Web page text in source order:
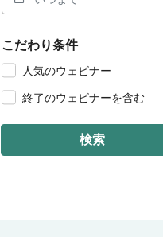
こだわり条件
人気のウェビナー
終了のウェビナーを含む
検索